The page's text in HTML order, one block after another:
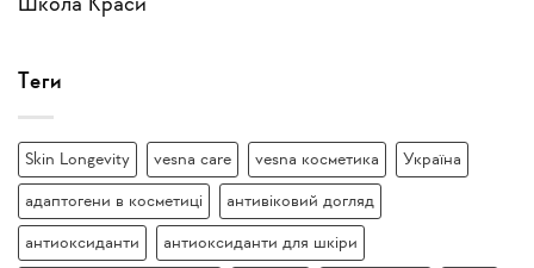
Школа Краси
Теги
Skin Longevity vesna care vesna косметика Україна
адаптогени в косметиці антивіковий догляд
антиоксиданти антиоксиданти для шкіри